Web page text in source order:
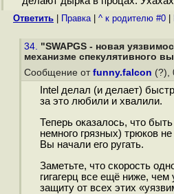
Ответить Правка| ^ к родителю #0
34. "SWAPGS - новая
механизме спекулятивного
Сообщение от funny.falcon (?),
Intel делал (и делает)
за это любили и хвалили.
Теперь оказалось, что
немного грязных) трюков
Вы начали его ругать.
Заметьте, что скорость
гигагерц все ещё ниже,
защиту от всех этих